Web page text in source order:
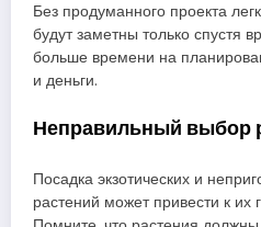
Без продуманного проекта
будут заметны только спустя
больше времени на
и деньги.
Неправильный выбор
Посадка экзотических и
растений может привести к их